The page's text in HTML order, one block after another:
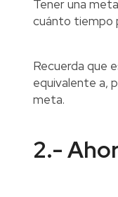
Tener una
cuánto tiempo
Recuerda que
equivalente a,
meta.
2.-